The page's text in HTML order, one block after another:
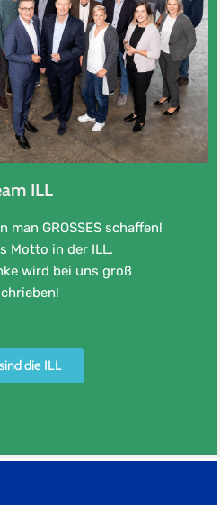
ILL
man GROSSES schaffen!
Motto in der ILL.
wird bei uns groß
die ILL